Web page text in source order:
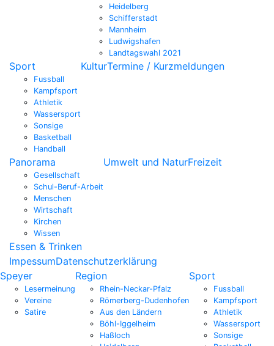
Heidelberg
Schifferstadt
Mannheim
Ludwigshafen
Landtagswahl 2021
Sport
Fussball
Kampfsport
Athletik
Wassersport
Sonsige
Basketball
Handball
KulturTermine / Kurzmeldungen
Panorama
Gesellschaft
Schul-Beruf-Arbeit
Menschen
Wirtschaft
Kirchen
Wissen
Umwelt und NaturFreizeit
Essen & Trinken
ImpessumDatenschutzerklärung
Speyer
Lesermeinung
Vereine
Satire
Region
Rhein-Neckar-Pfalz
Römerberg-Dudenhofen
Aus den Ländern
Böhl-Iggelheim
Haßloch
Sport
Fussball
Kampfsport
Athletik
Wassersport
Sonsige